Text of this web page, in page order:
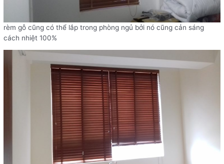
rèm gỗ cũng có thể lắp trong phòng ngủ bởi nó cũng cản sáng
cách nhiệt 100%